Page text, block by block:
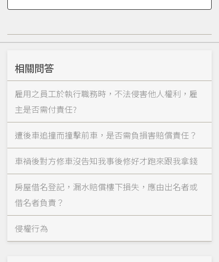
相關問答
雇用之員工於執行職務時，不法侵害他人權利，雇
主是否需付責任?
遭後車追撞而撞擊前車，是否需負損害賠償責任？
車禍後對方修車沒告知我事後修好才跑來跟我拿錢
房屋借名登記，漏水賠償樓下損失，應由出名者或
借名者負責？
侵權行為